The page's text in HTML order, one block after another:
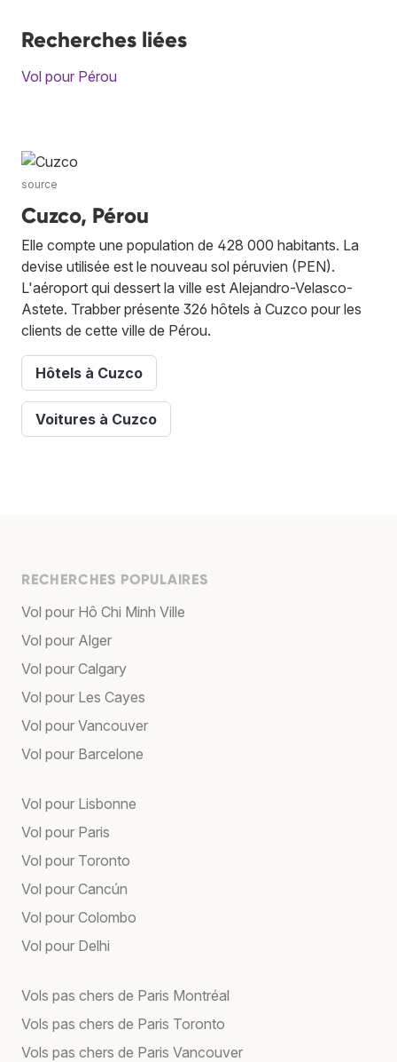
Recherches liées
Vol pour Pérou
source
Cuzco, Pérou
Elle compte une population de 428 000 habitants. La
devise utilisée est le nouveau sol péruvien (PEN).
L'aéroport qui dessert la ville est Alejandro-Velasco-
Astete. Trabber présente 326 hôtels à Cuzco pour les
clients de cette ville de Pérou.
Hôtels à Cuzco
Voitures à Cuzco
RECHERCHES POPULAIRES
Vol pour Hô Chi Minh Ville
Vol pour Alger
Vol pour Calgary
Vol pour Les Cayes
Vol pour Vancouver
Vol pour Barcelone
Vol pour Lisbonne
Vol pour Paris
Vol pour Toronto
Vol pour Cancún
Vol pour Colombo
Vol pour Delhi
Vols pas chers de Paris Montréal
Vols pas chers de Paris Toronto
Vols pas chers de Paris Vancouver